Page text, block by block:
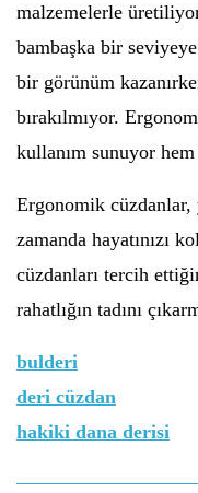
malzemelerle
bambaşka bir
bir görünüm
bırakılmıyor.
kullanım sunuyor
Ergonomik cüzdanlar,
zamanda hayatınızı
cüzdanları tercih
rahatlığın tadını
bulderi
deri cüzdan
hakiki dana derisi